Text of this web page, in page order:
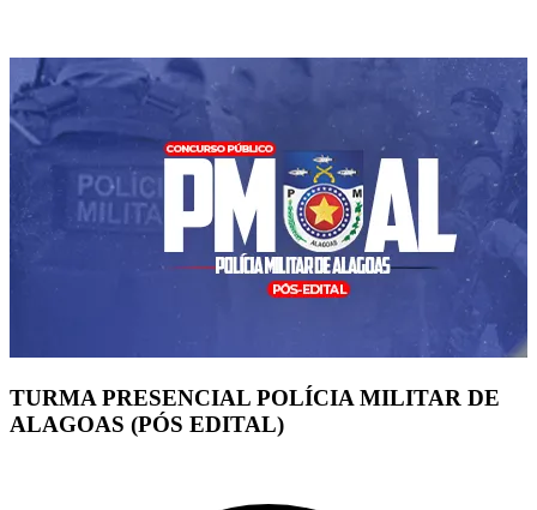
TURMA PRESENCIAL POLÍCIA MILITAR DE
ALAGOAS (PÓS EDITAL)